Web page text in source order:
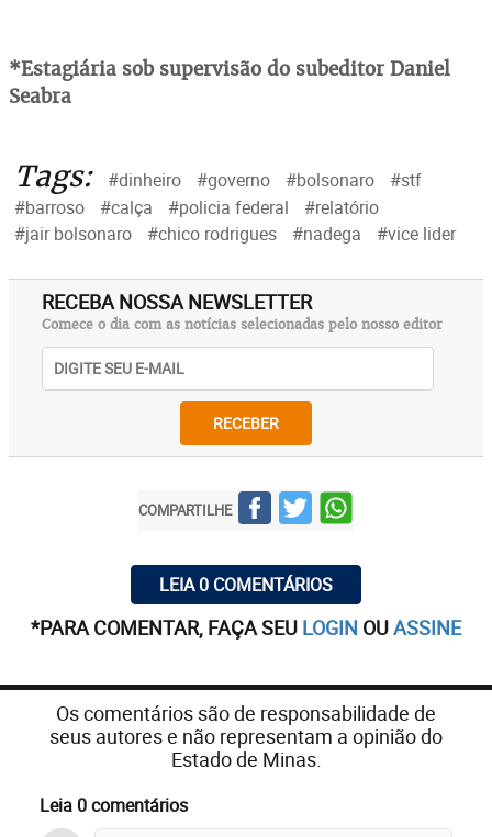
*Estagiária sob supervisão do subeditor Daniel
Seabra
Tags: #dinheiro #governo #bolsonaro
#stf
#barroso
#calça #policia federal
#relatório
#jair bolsonaro
#chico rodrigues #nadega #vice lider
RECEBA NOSSA NEWSLETTER
Comece o dia com as notícias selecionadas pelo nosso editor
RECEBER
COMPARTILHE
LEIA 0 COMENTÁRIOS
*PARA COMENTAR, FAÇA SEU LOGIN OUASSINE
Os comentários são de responsabilidade de
seus autores e não representam a opinião do
Estado de Minas.
Leia 0 comentários